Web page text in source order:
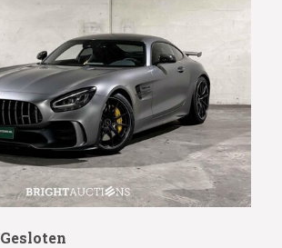
Gesloten